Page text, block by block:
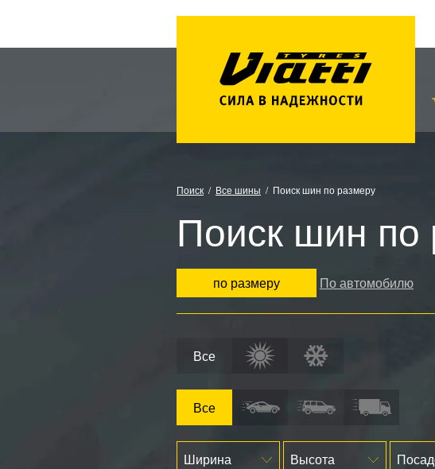
Поиск Все шины Поиск шин по размеру
Поиск шин по
по размеру По автомобилю
Все
Все
Ширина Высота